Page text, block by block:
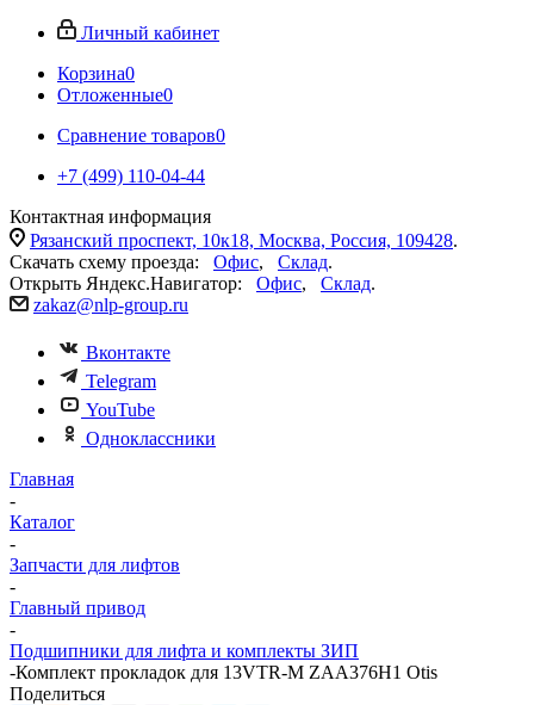
Личный кабинет
Корзина0
Отложенные0
Сравнение товаров0
+7 (499) 110-04-44
Контактная информация
Рязанский проспект, 10к18, Москва, Россия, 109428.
Скачать схему проезда: Офис, Склад.
Открыть Яндекс.Навигатор: Офис, Склад.
zakaz@nlp-group.ru
Вконтакте
Telegram
YouTube
Одноклассники
Главная
-
Каталог
-
Запчасти для лифтов
-
Главный привод
-
Подшипники для лифта и комплекты ЗИП
-Комплект прокладок для 13VTR-M ZAA376H1 Otis
Поделиться